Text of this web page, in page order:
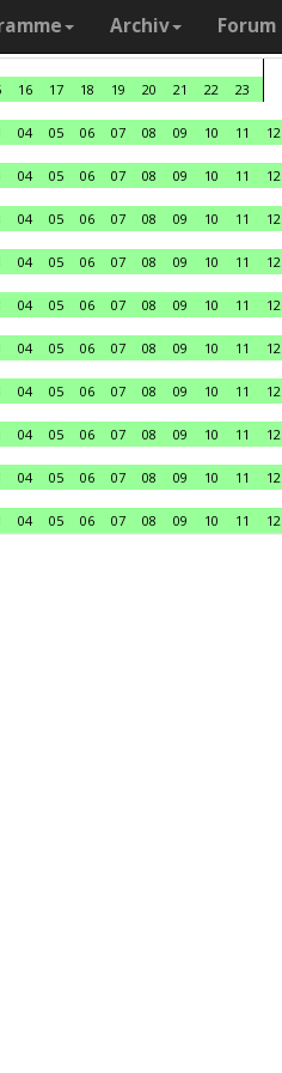
Archiv Forum
16 17 18 19 20 21 22
23
04 05 06 07 08 09 10 11 12
04 05 06 07 08 09 10 11 12
04 05 06 07 08 09 10 11 12
04 05 06 07 08 09 10 11 12
04 05 06 07 08 09 10 11 12
04 05 06 07 08 09 10 11 12
04 05 06 07 08 09 10 11 12
04 05 06 07 08 09 10 11 12
04 05 06 07 08 09 10 11 12
04 05 06 07 08 09 10 11 12